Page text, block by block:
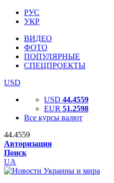
РУС
УКР
ВИДЕО
ФОТО
ПОПУЛЯРНЫЕ
СПЕЦПРОЕКТЫ
USD
USD 44.4559
EUR 51.2598
Все курсы валют
44.4559
Авторизация
Поиск
UA